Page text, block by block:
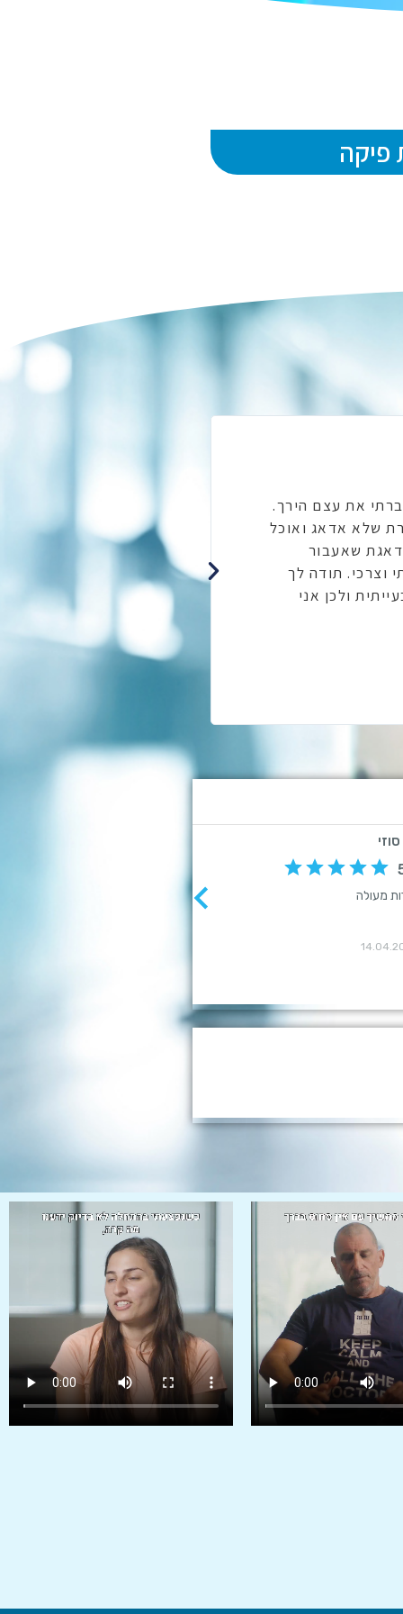
פיקה
שלך. אני אישה מעל 80 שנפלתי בדירה ושברתי את עצם הירך.
שלא אדאג ואוכל
שאעבור
וצרכי. תודה לך
ולכן אני
כאבים חזקים. לאחר
קורטיזון לברך שעזרות
הזריקה השלישית היה
להסביר לי את כל